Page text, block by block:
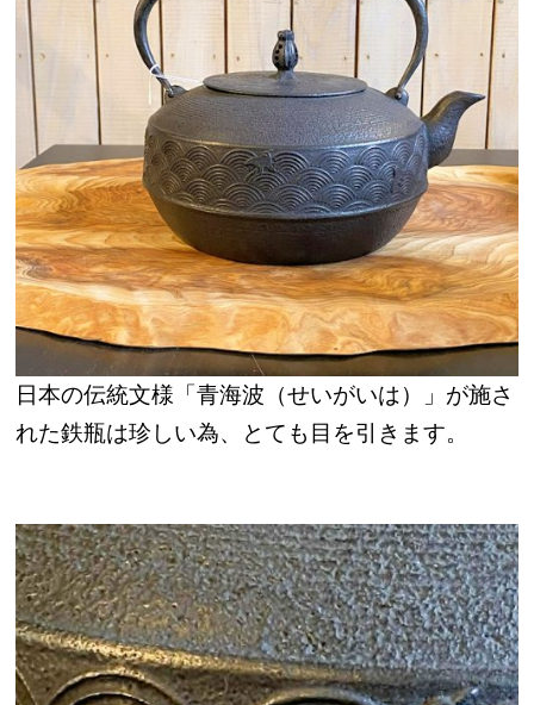
日本の伝統文様「青海波（せいがいは）」が施さ
れた鉄瓶は珍しい為、とても目を引きます。